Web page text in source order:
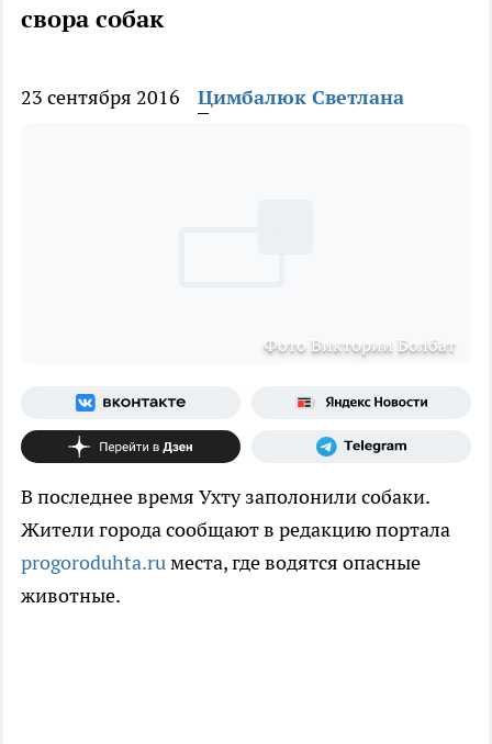
свора собак
23 сентября 2016 Цимбалюк Светлана
Фото Виктории Болбат
В последнее время Ухту заполонили собаки.
Жители города сообщают в редакцию портала
progoroduhta.ruместа, где водятся опасные
животные.